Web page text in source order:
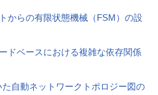
からの有限状態機械（FSM）の設
ドベースにおける複雑な依存関係
自動ネットワークトポロジー図の